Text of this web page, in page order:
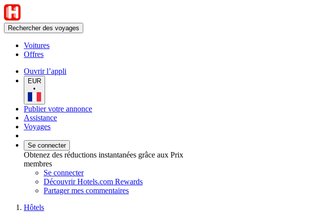
Rechercher des voyages
Voitures
Offres
Ouvrir l’appli
EUR
•
Publier votre annonce
Assistance
Voyages
Se connecter
Obtenez des réductions instantanées grâce aux Prix
membres
Se connecter
Découvrir Hotels.com Rewards
Partager mes commentaires
Hôtels